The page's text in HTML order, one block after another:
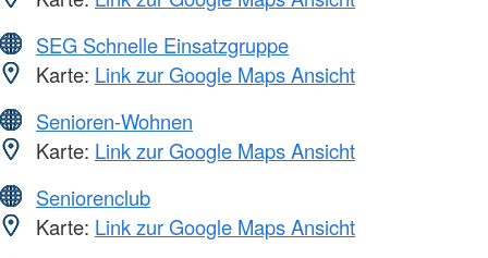
SEG Schnelle Einsatzgruppe
Karte: Link zur Google Maps Ansicht
Senioren-Wohnen
Karte: Link zur Google Maps Ansicht
Seniorenclub
Karte: Link zur Google Maps Ansicht